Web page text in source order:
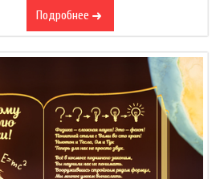
Подробнее